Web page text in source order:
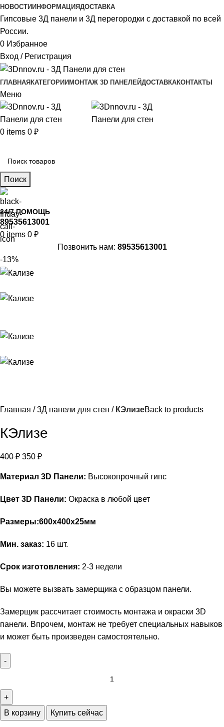
НОВОСТИ ИНФОРМАЦИЯДОСТАВКА
Гипсовые 3Д панели и 3Д перегородки с доставкой по всей
России.
0 Избранное
Вход / Регистрация
ГЛАВНАЯ КАТЕГОРИИ МОНТАЖ 3D ПАНЕЛЕЙДОСТАВКАКОНТАКТЫ
Меню
0 items 0 ₽
Поиск
24/7 ПОМОЩЬ
89535613001
0 items 0 ₽
Позвонить нам: 89535613001
-13%
Главная 3Д панели для стен КЭлизеBack to products
КЭлизе
400₽ 350 ₽
Материал 3D Панели: Высокопрочный гипс
Цвет 3D Панели: Окраска в любой цвет
Размеры:600х400х25мм
Мин. заказ: 16 шт.
Срок изготовления: 2-3 недели
Вы можете вызвать замерщика с образцом панели.
Замерщик рассчитает стоимость монтажа и окраски 3D
панели. Впрочем, монтаж не требует специальных навыков
и может быть произведен самостоятельно.
В корзину Купить сейчас